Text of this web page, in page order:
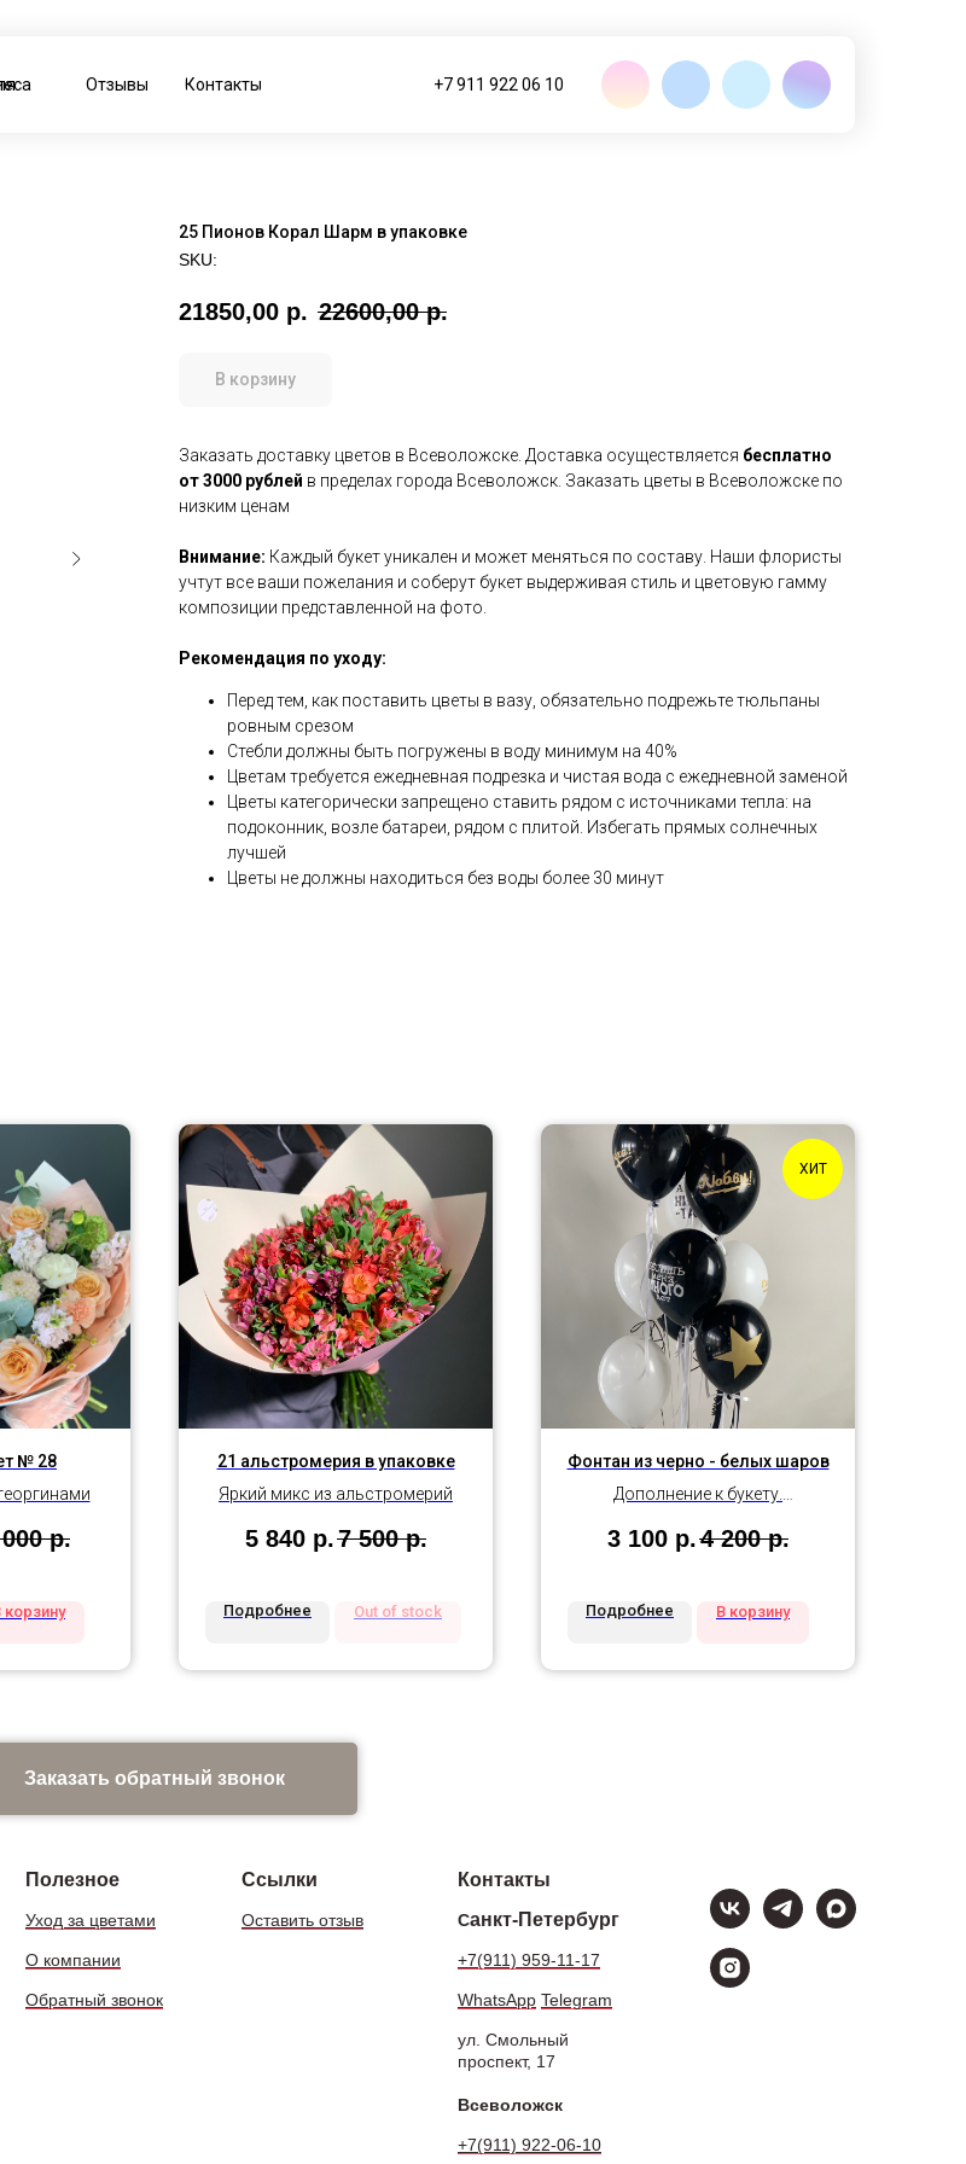
+7 911 922 06 10
Контакты
Отзывы
25 Пионов Корал Шарм в упаковке
SKU:
21850,00 р. 22600,00 р.
В корзину
Заказать доставку цветов в Всеволожске. Доставка осуществляется бесплатно
от 3000 рублей в пределах города Всеволожск. Заказать цветы в Всеволожске по
низким ценам
Внимание: Каждый букет уникален и может меняться по составу. Наши флористы
учтут все ваши пожелания и соберут букет выдерживая стиль и цветовую гамму
композиции представленной на фото.
Рекомендация по уходу:
Перед тем, как поставить цветы в вазу, обязательно подрежьте тюльпаны
ровным срезом
Стебли должны быть погружены в воду минимум на 40%
Цветам требуется ежедневная подрезка и чистая вода с ежедневной заменой
Цветы категорически запрещено ставить рядом с источниками тепла: на
подоконник, возле батареи, рядом с плитой. Избегать прямых солнечных
лучшей
Цветы не должны находиться без воды более 30 минут
№ 28
р.
корзину
21 альстромерия в упаковке
Яркий микс из альстромерий
5 840 р.7 500 р.
Подробнее Out of stock
ХИТ
Фонтан из черно - белых шаров
Дополнение к букету.
3 100 р.4 200 р.
Подробнее В корзину
Заказать обратный звонок
Полезное
Уход за цветами
О компании
Обратный звонок
Ссылки
Оставить отзыв
Контакты
Санкт-Петербург
+7(911) 959-11-17
WhatsApp Telegram
ул. Смольный
проспект, 17
Всеволожск
+7(911) 922-06-10